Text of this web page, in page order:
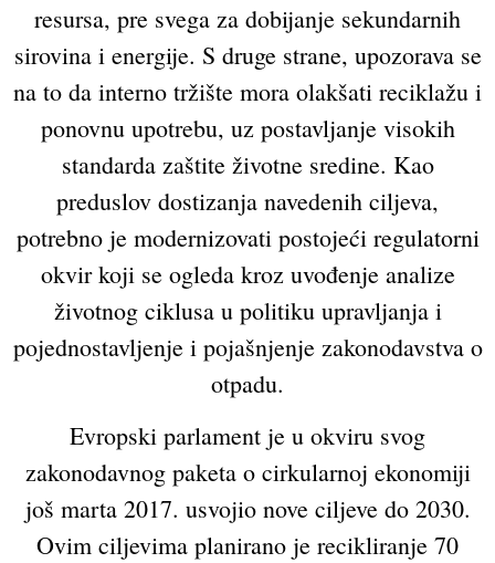
resursa, pre svega za dobijanje sekundarnih
sirovina i energije. S druge strane, upozorava se
na to da interno tržište mora olakšati reciklažu i
ponovnu upotrebu, uz postavljanje visokih
standarda zaštite životne sredine. Kao
preduslov dostizanja navedenih ciljeva,
potrebno je modernizovati postojeći regulatorni
okvir koji se ogleda kroz uvođenje analize
životnog ciklusa u politiku upravljanja i
pojednostavljenje i pojašnjenje zakonodavstva o
otpadu.
Evropski parlament je u okviru svog
zakonodavnog paketa o cirkularnoj ekonomiji
još marta 2017. usvojio nove ciljeve do 2030.
Ovim ciljevima planirano je recikliranje 70